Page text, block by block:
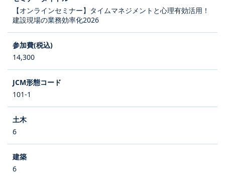
【オンラインセミナー】タイムマネジメントと心理有効活用！
建設現場の業務効率化2026
14,300
101-1
6
6